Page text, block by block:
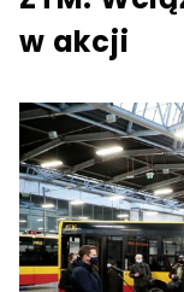
w akcji